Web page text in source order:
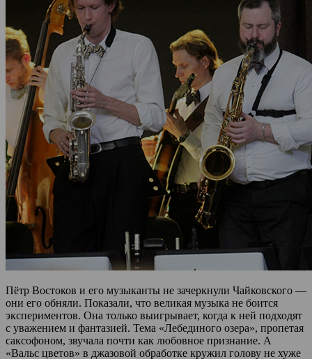
Пётр Востоков и его музыканты не зачеркнули Чайковского —
они его обняли. Показали, что великая музыка не боится
экспериментов. Она только выигрывает, когда к ней подходят
с уважением и фантазией. Тема «Лебединого озера», пропетая
саксофоном, звучала почти как любовное признание. А
«Вальс цветов» в джазовой обработке кружил голову не хуже